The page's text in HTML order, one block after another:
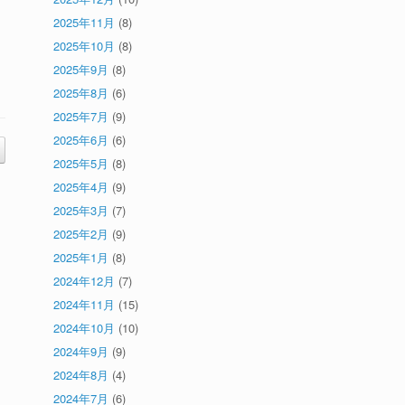
2025年11月 (8)
2025年10月 (8)
2025年9月 (8)
2025年8月 (6)
2025年7月 (9)
2025年6月 (6)
2025年5月 (8)
2025年4月 (9)
2025年3月 (7)
2025年2月 (9)
2025年1月 (8)
2024年12月 (7)
2024年11月 (15)
2024年10月 (10)
2024年9月 (9)
2024年8月 (4)
2024年7月 (6)